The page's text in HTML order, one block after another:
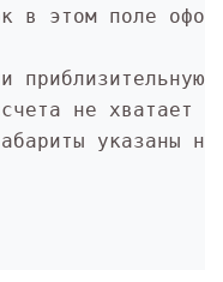
в этом поле
приблизительную
не хватает
указаны